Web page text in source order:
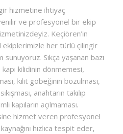
hizmetine ihtiyaç
ve profesyonel bir ekip
Keçiören’in
ekiplerimizle her türlü çilingir
sunuyoruz. Sıkça yaşanan bazı
kapı kilidinin dönmemesi,
kilit göbeğinin bozulması,
anahtarın takılıp
kapıların açılmaması.
hizmet veren profesyonel
hızlıca tespit eder,